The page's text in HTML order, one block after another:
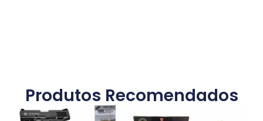
Produtos Recomendados